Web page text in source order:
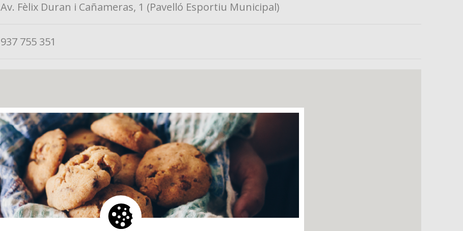
Av. Fèlix Duran i Cañameras, 1 (Pavelló Esportiu Municipal)
937 755 351